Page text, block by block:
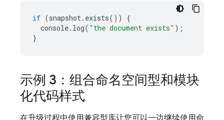
if (snapshot. exists())
{
console. log( "the document exists" );
}
示例 3：组合命名空间型和模块
化代码样式
在升级过程中使用兼容型库让您可以一边继续使用命